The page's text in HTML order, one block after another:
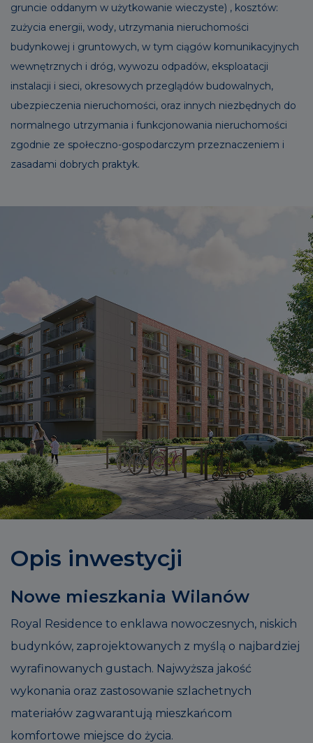
gruncie oddanym w użytkowanie wieczyste) , kosztów:
zużycia energii, wody, utrzymania nieruchomości
budynkowej i gruntowych, w tym ciągów komunikacyjnych
wewnętrznych i dróg, wywozu odpadów, eksploatacji
instalacji i sieci, okresowych przeglądów budowalnych,
ubezpieczenia nieruchomości, oraz innych niezbędnych do
normalnego utrzymania i funkcjonowania nieruchomości
zgodnie ze społeczno-gospodarczym przeznaczeniem i
zasadami dobrych praktyk.
Opis inwestycji
Nowe mieszkania Wilanów
Royal Residence to enklawa nowoczesnych, niskich
budynków, zaprojektowanych z myślą o najbardziej
wyrafinowanych gustach. Najwyższa jakość
wykonania oraz zastosowanie szlachetnych
materiałów zagwarantują mieszkańcom
komfortowe miejsce do życia.